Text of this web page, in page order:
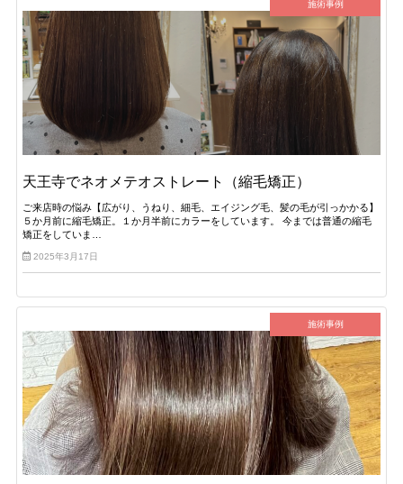
施術事例
天王寺でネオメテオストレート（縮毛矯正）
ご来店時の悩み【広がり、うねり、細毛、エイジング毛、髪の毛が引っかかる】
５か月前に縮毛矯正。１か月半前にカラーをしています。 今までは普通の縮毛
矯正をしていま…
2025年3月17日
施術事例